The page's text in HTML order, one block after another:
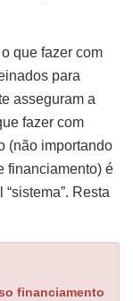
que fazer com
para
asseguram a
fazer com
(não importando
financiamento) é
Resta
financiamento